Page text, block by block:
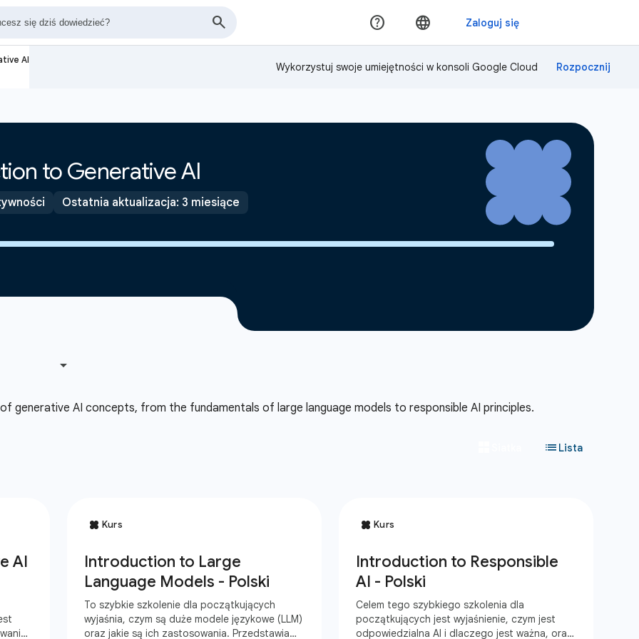
AI
Wykorzystuj swoje umiejętności w konsoli Google Cloud
to Generative AI
Ostatnia aktualizacja: 3 miesiące
generative AI concepts, from the fundamentals of large language models to responsible AI principles.